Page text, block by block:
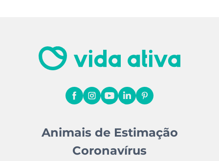
Animais de Estimação
Coronavírus